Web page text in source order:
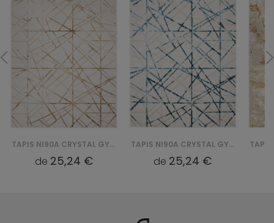
TAPIS NI90A CRYSTAL GYU - BEŻOWY
de 25,24 €
TAPIS NI90A CRYSTAL GYU - NIEBIESKI
de 25,24 €